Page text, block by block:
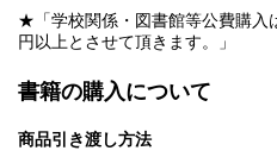
★「学校関係・図書館等公費購入
円以上とさせて頂
書籍の購入について
商品引き渡し方法